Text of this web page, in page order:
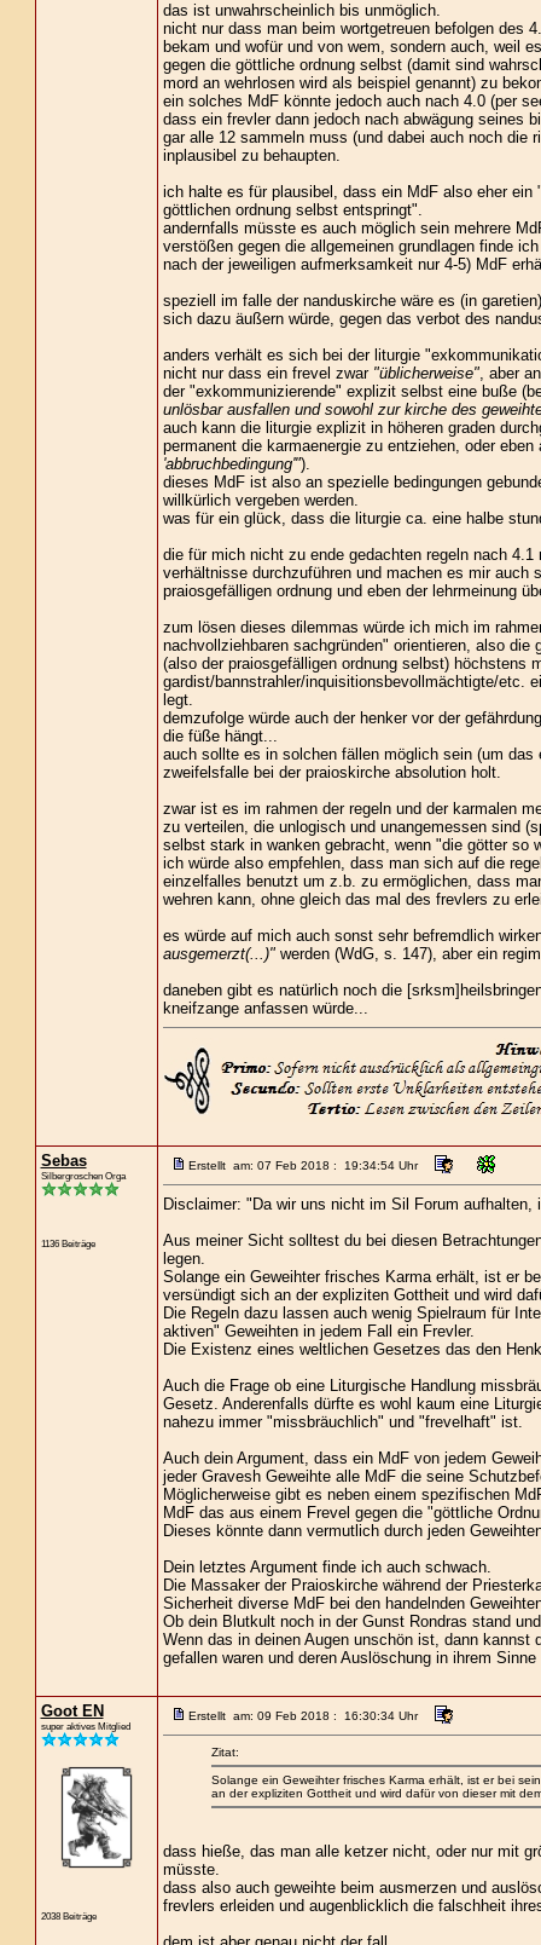
das ist unwahrscheinlich bis unmöglich.
nicht nur dass man beim wortgetreuen befolgen des
bekam und wofür und von wem, sondern auch, weil
gegen die göttliche ordnung selbst (damit sind
mord an wehrlosen wird als beispiel genannt) zu
ein solches MdF könnte jedoch auch nach 4.0 (per
dass ein frevler dann jedoch nach abwägung seines
gar alle 12 sammeln muss (und dabei auch noch die
inplausibel zu behaupten.
ich halte es für plausibel, dass ein MdF also eher
göttlichen ordnung selbst entspringt".
andernfalls müsste es auch möglich sein mehrere
verstößen gegen die allgemeinen grundlagen finde
nach der jeweiligen aufmerksamkeit nur 4-5) MdF
speziell im falle der nanduskirche wäre es (in
sich dazu äußern würde, gegen das verbot des
anders verhält es sich bei der liturgie
nicht nur dass ein frevel zwar "üblicherweise", aber
der "exkommunizierende" explizit selbst eine buße
unlösbar ausfallen und sowohl zur kirche des
auch kann die liturgie explizit in höheren graden
permanent die karmaenergie zu entziehen, oder
'abbruchbedingung'").
dieses MdF ist also an spezielle bedingungen
willkürlich vergeben werden.
was für ein glück, dass die liturgie ca. eine halbe
die für mich nicht zu ende gedachten regeln nach
verhältnisse durchzuführen und machen es mir auch
praiosgefälligen ordnung und eben der lehrmeinung
zum lösen dieses dilemmas würde ich mich im
nachvollziehbaren sachgründen" orientieren, also
(also der praiosgefälligen ordnung selbst) höchstens
gardist/bannstrahler/inquisitionsbevollmächtigte/etc.
legt.
demzufolge würde auch der henker vor der
die füße hängt...
auch sollte es in solchen fällen möglich sein (um
zweifelsfalle bei der praioskirche absolution holt.
zwar ist es im rahmen der regeln und der karmalen
zu verteilen, die unlogisch und unangemessen sind
selbst stark in wanken gebracht, wenn "die götter so
ich würde also empfehlen, dass man sich auf die
einzelfalles benutzt um z.b. zu ermöglichen, dass
wehren kann, ohne gleich das mal des frevlers zu
es würde auf mich auch sonst sehr befremdlich
ausgemerzt(...)"werden (WdG, s. 147), aber ein
daneben gibt es natürlich noch die
kneifzange anfassen würde...
Sebas
Silbergroschen Orga
1136 Beiträge
Erstellt am: 07 Feb 2018 : 19:34:54 Uhr
Disclaimer: "Da wir uns nicht im Sil Forum
Aus meiner Sicht solltest du bei diesen
legen.
Solange ein Geweihter frisches Karma erhält, ist er
versündigt sich an der expliziten Gottheit und wird
Die Regeln dazu lassen auch wenig Spielraum für
aktiven" Geweihten in jedem Fall ein Frevler.
Die Existenz eines weltlichen Gesetzes das den
Auch die Frage ob eine Liturgische Handlung
Gesetz. Anderenfalls dürfte es wohl kaum eine
nahezu immer "missbräuchlich" und "frevelhaft" ist.
Auch dein Argument, dass ein MdF von jedem
jeder Gravesh Geweihte alle MdF die seine
Möglicherweise gibt es neben einem spezifischen
MdF das aus einem Frevel gegen die "göttliche
Dieses könnte dann vermutlich durch jeden
Dein letztes Argument finde ich auch schwach.
Die Massaker der Praioskirche während der
Sicherheit diverse MdF bei den handelnden
Ob dein Blutkult noch in der Gunst Rondras stand
Wenn das in deinen Augen unschön ist, dann kannst
gefallen waren und deren Auslöschung in ihrem Sinne
Goot EN
super aktives Mitglied
2038 Beiträge
Erstellt am: 09 Feb 2018 : 16:30:34 Uhr
Zitat:
Solange ein Geweihter frisches Karma erhält, ist er bei
an der expliziten Gottheit und wird dafür von dieser mit
dass hieße, das man alle ketzer nicht, oder nur mit
müsste.
dass also auch geweihte beim ausmerzen und
frevlers erleiden und augenblicklich die falschheit